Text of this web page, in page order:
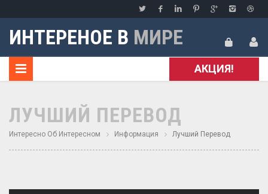
ИНТЕРЕНОЕ В МИРЕ
АКЦИЯ!
ЛУЧШИЙ ПЕРЕВОД
Интересно Об Интересном Информация Лучший Перевод